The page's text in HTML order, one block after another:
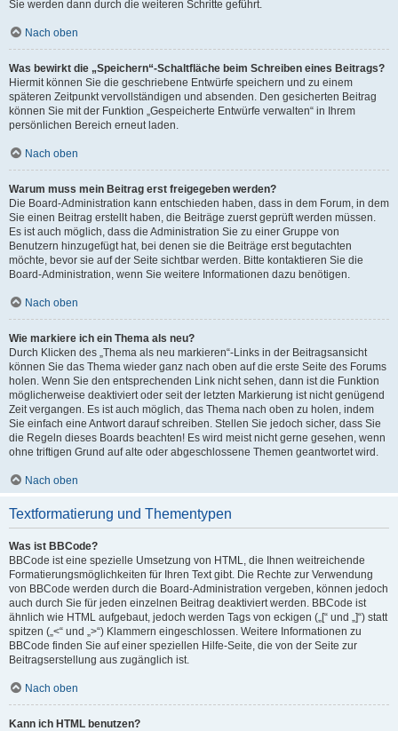
Sie werden dann durch die weiteren Schritte geführt.
Nach oben
Was bewirkt die „Speichern“-Schaltfläche beim Schreiben eines Beitrags?
Hiermit können Sie die geschriebene Entwürfe speichern und zu einem
späteren Zeitpunkt vervollständigen und absenden. Den gesicherten Beitrag
können Sie mit der Funktion „Gespeicherte Entwürfe verwalten“ in Ihrem
persönlichen Bereich erneut laden.
Nach oben
Warum muss mein Beitrag erst freigegeben werden?
Die Board-Administration kann entschieden haben, dass in dem Forum, in dem
Sie einen Beitrag erstellt haben, die Beiträge zuerst geprüft werden müssen.
Es ist auch möglich, dass die Administration Sie zu einer Gruppe von
Benutzern hinzugefügt hat, bei denen sie die Beiträge erst begutachten
möchte, bevor sie auf der Seite sichtbar werden. Bitte kontaktieren Sie die
Board-Administration, wenn Sie weitere Informationen dazu benötigen.
Nach oben
Wie markiere ich ein Thema als neu?
Durch Klicken des „Thema als neu markieren“-Links in der Beitragsansicht
können Sie das Thema wieder ganz nach oben auf die erste Seite des Forums
holen. Wenn Sie den entsprechenden Link nicht sehen, dann ist die Funktion
möglicherweise deaktiviert oder seit der letzten Markierung ist nicht genügend
Zeit vergangen. Es ist auch möglich, das Thema nach oben zu holen, indem
Sie einfach eine Antwort darauf schreiben. Stellen Sie jedoch sicher, dass Sie
die Regeln dieses Boards beachten! Es wird meist nicht gerne gesehen, wenn
ohne triftigen Grund auf alte oder abgeschlossene Themen geantwortet wird.
Nach oben
Textformatierung und Thementypen
Was ist BBCode?
BBCode ist eine spezielle Umsetzung von HTML, die Ihnen weitreichende
Formatierungsmöglichkeiten für Ihren Text gibt. Die Rechte zur Verwendung
von BBCode werden durch die Board-Administration vergeben, können jedoch
auch durch Sie für jeden einzelnen Beitrag deaktiviert werden. BBCode ist
ähnlich wie HTML aufgebaut, jedoch werden Tags von eckigen („[“ und „]“) statt
spitzen („<“ und „>“) Klammern eingeschlossen. Weitere Informationen zu
BBCode finden Sie auf einer speziellen Hilfe-Seite, die von der Seite zur
Beitragserstellung aus zugänglich ist.
Nach oben
Kann ich HTML benutzen?